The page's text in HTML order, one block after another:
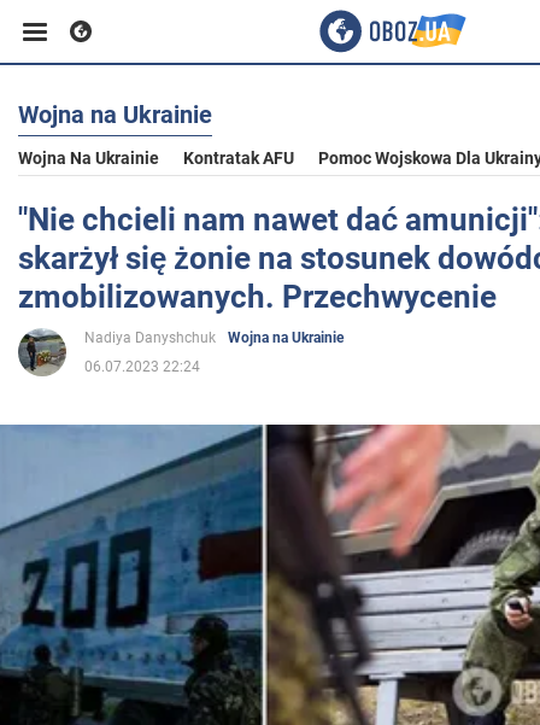
Biznes
Sport
Rozrywka
Życie
Społeczeństwo
Wojna na Ukrainie
Świat
Wojna na Ukrainie
Wojna Na Ukrainie Kontratak AFU Pomoc Wojskowa Dla
"Nie chcieli nam nawet dać
skarżył się żonie na stosunek
zmobilizowanych. Przechwycenie
Nadiya Danyshchuk
Wojna na Ukrainie
06.07.2023 22:24